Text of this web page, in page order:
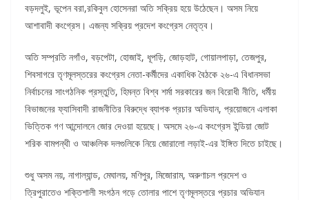
বড়দলুই, ভূপেন বরা,রকিবুল হোসেনরা অতি সক্রিয় হয়ে উঠেছেন। অসম নিয়ে
আশাবাদী কংগ্রেস। এজন্য সক্রিয় প্রদেশ কংগ্রেস নেতৃত্ব।
অতি সম্প্রতি নগাঁও, বড়পেটা, হোজাই, ধূপড়ি, জোড়হাট, গোয়ালপাড়া, তেজপুর,
শিবসাগরে তৃণমূলস্তরের কংগ্রেস নেতা-কর্মীদের একাধিক বৈঠকে ২৬-এ বিধানসভা
নির্বাচনের সাংগঠনিক প্রস্তুতি, হিমন্ত বিশ্ব শর্মা সরকারের জন বিরোধী নীতি, ধর্মীয়
বিভাজনের ফ্যাসিবাদী রাজনীতির বিরুদ্ধে ব্যাপক প্রচার অভিযান, প্রয়োজনে এলাকা
ভিত্তিক গণ আন্দোলনে জোর দেওয়া হয়েছে। অসমে ২৬-এ কংগ্রেস ইন্ডিয়া জোট
শরিক বামপন্থী ও আঞ্চলিক দলগুলিকে নিয়ে জোরালো লড়াই-এর ইঙ্গিত দিতে চাইছে।
শুধু অসম নয়, নাগাল্যান্ড, মেঘালয়, মণিপুর, মিজোরাম, অরুণাচল প্রদেশ ও
ত্রিপুরাতেও শক্তিশালী সংগঠন গড়ে তোলার পাশে তৃণমূলস্তরে প্রচার অভিযান